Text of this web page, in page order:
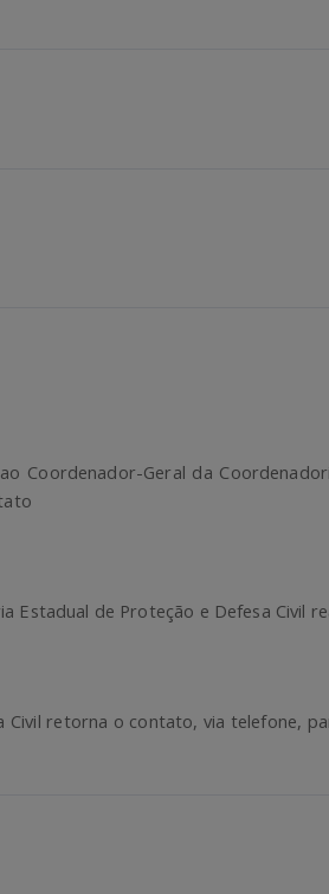
Coordenador-Geral da
de Proteção e Defesa Civil
Civil retorna o contato, via telefone,